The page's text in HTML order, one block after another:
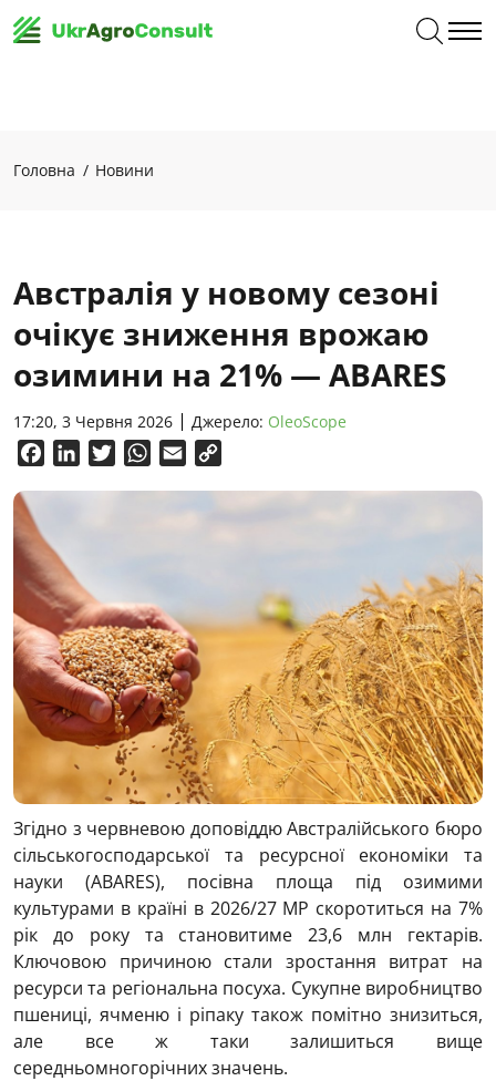
Головна Новини
Австралія у новому сезоні
очікує зниження врожаю
озимини на 21% — ABARES
17:20, 3 Червня 2026 Джерело: OleoScope
FacebookLinkedInTwitterWhatsApp
Email
Згідно з червневою доповіддю Австралійського бюро
сільськогосподарської та ресурсної економіки та
науки (ABARES), посівна площа під озимими
культурами в країні в 2026/27 МР скоротиться на 7%
рік до року та становитиме 23,6 млн гектарів.
Ключовою причиною стали зростання витрат на
ресурси та регіональна посуха. Сукупне виробництво
пшениці, ячменю і ріпаку також помітно знизиться,
але все ж таки залишиться вище
середньомногорічних значень.